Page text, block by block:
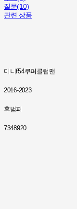
질문(10)
관련 상품
미니f54쿠퍼클럽맨
2016-2023
후범퍼
7348920